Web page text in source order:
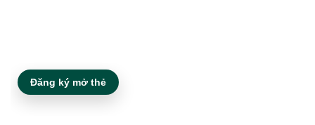
Đăng ký mở thẻ